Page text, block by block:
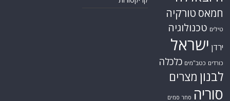
חמאס טורקיה
טילים טכנולוגיה
ירדן ישראל
כורדים כטב"מים כלכלה
לבנון מצרים
סוריה סחר סמים